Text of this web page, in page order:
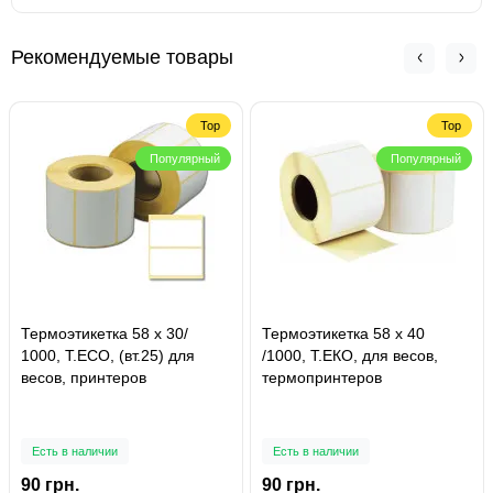
Рекомендуемые товары
Top
Популярный
Термоэтикетка 58 х 30/
1000, Т.ЕСО, (вт.25) для
весов, принтеров
Есть в наличии
90 грн.
Top
Популярный
Термоэтикетка 58 х 40
/1000, Т.ЕКО, для весов,
термопринтеров
Есть в наличии
90 грн.